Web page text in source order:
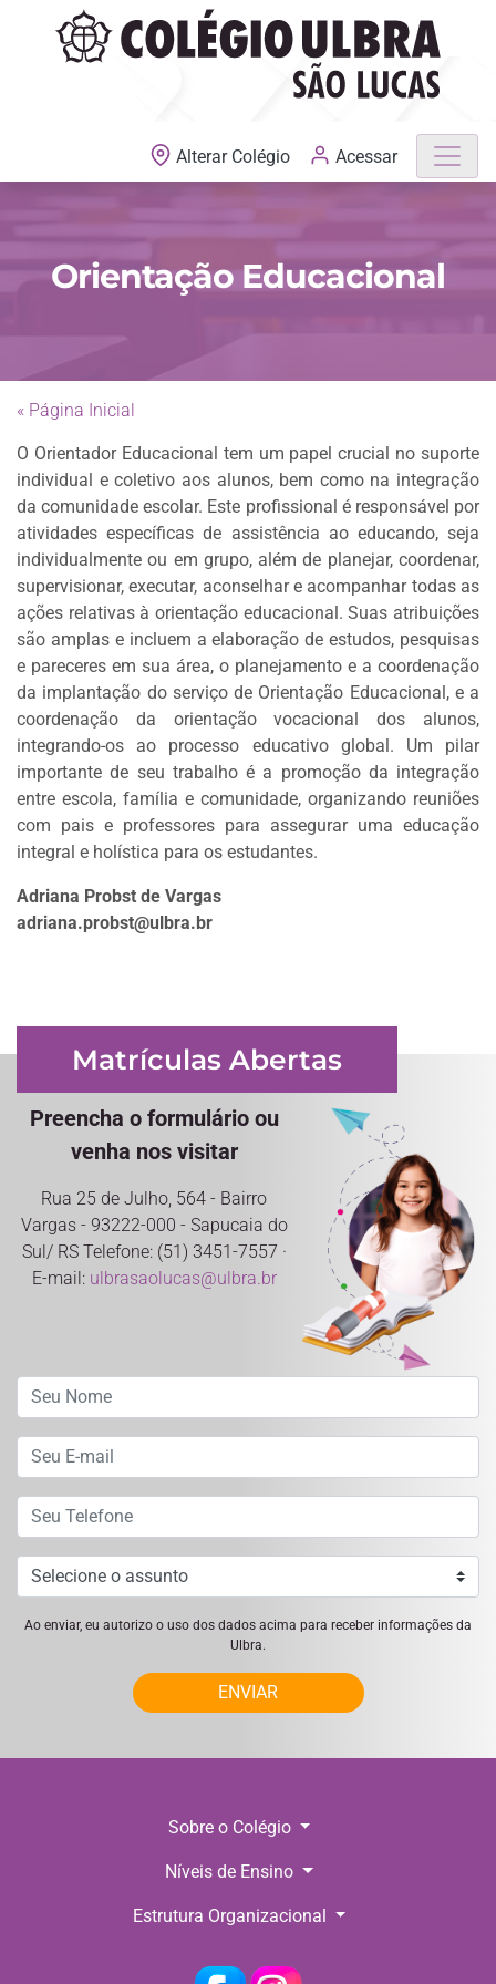
MATRÍCULAS ABERTAS
Alterar Colégio Acessar
Orientação Educacional
« Página Inicial
O Orientador Educacional tem um papel crucial no suporte
individual e coletivo aos alunos, bem como na integração
da comunidade escolar. Este profissional é responsável por
atividades específicas de assistência ao educando, seja
individualmente ou em grupo, além de planejar, coordenar,
supervisionar, executar, aconselhar e acompanhar todas as
ações relativas à orientação educacional. Suas atribuições
são amplas e incluem a elaboração de estudos, pesquisas
e pareceres em sua área, o planejamento e a coordenação
da implantação do serviço de Orientação Educacional, e a
coordenação da orientação vocacional dos alunos,
integrando-os ao processo educativo global. Um pilar
importante de seu trabalho é a promoção da integração
entre escola, família e comunidade, organizando reuniões
com pais e professores para assegurar uma educação
integral e holística para os estudantes.
Adriana Probst de Vargas
adriana.probst@ulbra.br
Matrículas Abertas
Preencha o formulário ou
venha nos visitar
Rua 25 de Julho, 564 - Bairro
Vargas - 93222-000 - Sapucaia do
Sul/ RS Telefone: (51) 3451-7557 ·
E-mail: ulbrasaolucas@ulbra.br
Ao enviar, eu autorizo o uso dos dados acima para receber informações da
Ulbra.
ENVIAR
Sobre o Colégio
Níveis de Ensino
Estrutura Organizacional